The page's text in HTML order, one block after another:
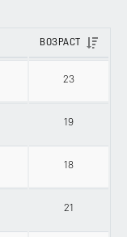
ВОЗРАСТ
23
19
18
21